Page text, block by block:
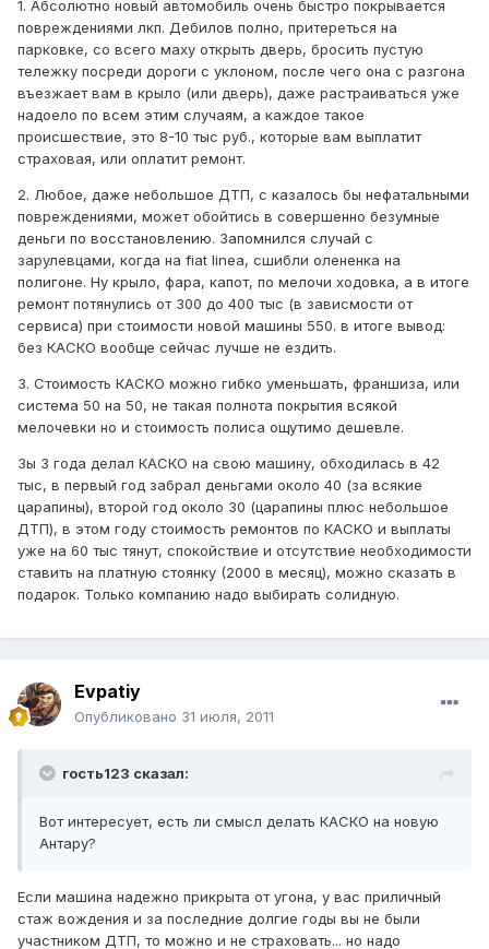
1. Абсолютно новый автомобиль очень быстро покрывается
повреждениями лкп. Дебилов полно, притереться на
парковке, со всего маху открыть дверь, бросить пустую
тележку посреди дороги с уклоном, после чего она с разгона
въезжает вам в крыло (или дверь), даже растраиваться уже
надоело по всем этим случаям, а каждое такое
происшествие, это 8-10 тыс руб., которые вам выплатит
страховая, или оплатит ремонт.
2. Любое, даже небольшое ДТП, с казалось бы нефатальными
повреждениями, может обойтись в совершенно безумные
деньги по восстановлению. Запомнился случай с
зарулевцами, когда на fiat linea, сшибли олененка на
полигоне. Ну крыло, фара, капот, по мелочи ходовка, а в итоге
ремонт потянулись от 300 до 400 тыс (в зависмости от
сервиса) при стоимости новой машины 550. в итоге вывод:
без КАСКО вообще сейчас лучше не ездить.
3. Стоимость КАСКО можно гибко уменьшать, франшиза, или
система 50 на 50, не такая полнота покрытия всякой
мелочевки но и стоимость полиса ощутимо дешевле.
Зы 3 года делал КАСКО на свою машину, обходилась в 42
тыс, в первый год забрал деньгами около 40 (за всякие
царапины), второй год около 30 (царапины плюс небольшое
ДТП), в этом году стоимость ремонтов по КАСКО и выплаты
уже на 60 тыс тянут, спокойствие и отсутствие необходимости
ставить на платную стоянку (2000 в месяц), можно сказать в
подарок. Только компанию надо выбирать солидную.
Evpatiy
Опубликовано 31 июля, 2011
гость123 сказал:
Вот интересует, есть ли смысл делать КАСКО на новую
Антару?
Если машина надежно прикрыта от угона, у вас приличный
стаж вождения и за последние долгие годы вы не были
участником ДТП, то можно и не страховать... но надо